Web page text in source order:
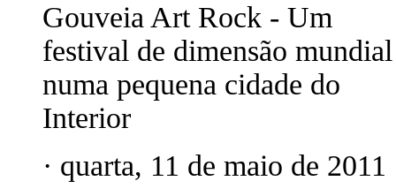
Gouveia Art Rock - Um
festival de dimensão mundial
numa pequena cidade do
Interior
· quarta, 11 de maio de 2011